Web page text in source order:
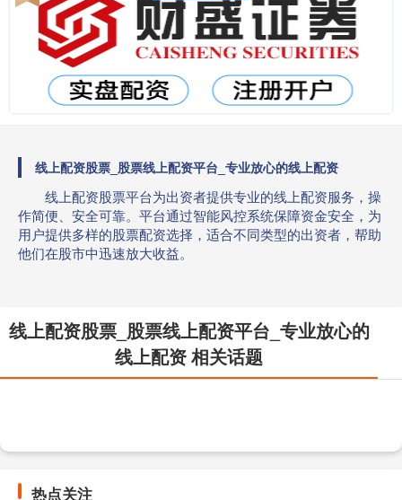
线上配资股票_股票线上配资平台_专业放心的线上配资
线上配资股票平台为出资者提供专业的线上配资服务，操
作简便、安全可靠。平台通过智能风控系统保障资金安全，为
用户提供多样的股票配资选择，适合不同类型的出资者，帮助
他们在股市中迅速放大收益。
线上配资股票_股票线上配资平台_专业放心的
线上配资 相关话题
热点关注